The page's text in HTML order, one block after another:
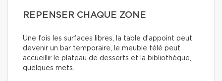
REPENSER CHAQUE ZONE
Une fois les surfaces libres, la table d’appoint peut
devenir un bar temporaire, le meuble télé peut
accueillir le plateau de desserts et la bibliothèque,
quelques mets.